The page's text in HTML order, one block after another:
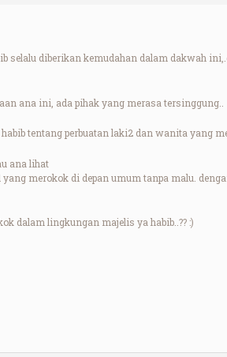
selalu diberikan kemudahan dalam dakwah
ana ini, ada pihak yang merasa tersinggung..
tentang perbuatan laki2 dan wanita yang
ana lihat
merokok di depan umum tanpa malu.
dalam lingkungan majelis ya habib..?? :)